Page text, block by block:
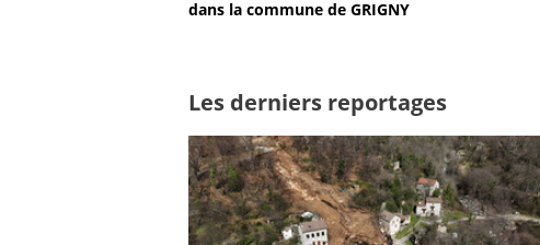
dans la commune de GRIGNY
Les derniers reportages